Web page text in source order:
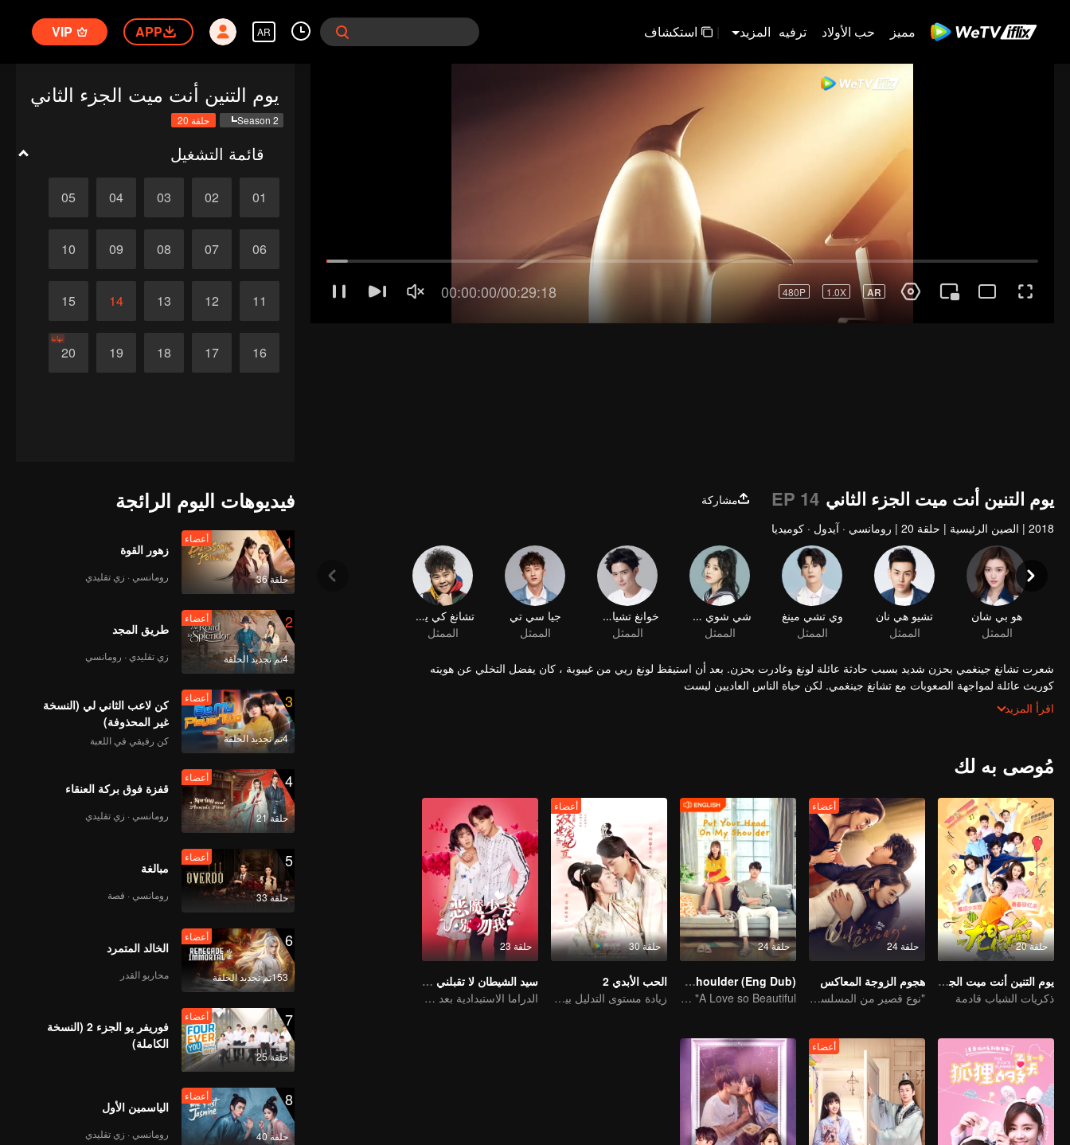
مميز حب الأولاد ترفيه المزيد | استكشاف AR
APP
VIP
يوم التنين أنت ميت الجزء الثاني
Season 2 حلقة 20
قائمة التشغيل
01
02
03
04
05
06
07
08
09
10
11
12
13
14
15
16
17
18
19
20
نهاية
يوم التنين أنت ميت الجزء الثاني EP 14
مشاركة
2018
| الصين الرئيسية | حلقة 20 | رومانسي · آيدول · كوميديا
هو بي شان
الممثل
تشيو هي نان
الممثل
وي تشي مينغ
الممثل
شي شوي جينغ
الممثل
خوانغ تشيان شوه
الممثل
جيا سي تي
الممثل
تشانغ كي يوان
الممثل
شعرت تشانغ جينغمي بحزن شديد بسبب حادثة عائلة لونغ وغادرت بحزن. بعد أن استيقظ لونغ ريي من غيبوبة ، كان يفضل التخلي عن هويته
كوريث عائلة لمواجهة الصعوبات مع تشانغ جينغمي. لكن حياة الناس العاديين ليست
بالبساطة الذي تخيله لونغ ريي. بعد عودته الى العائلة ، أعلن لونغ هايي حرب
رسميًا مع أخاه لونغ ريي وبدأ التنافس على هوية وريث العائلة. وبجانبه ، ظهرت
اقرأ المزيد
مُوصى به لك
حلقة 20
يوم التنين أنت ميت الجزء الأول
ذكريات الشباب قادمة
حلقة 24
أعضاء
هجوم الزوجة المعاكس
"نوع قصير من المسلسل التلفزيوني "إغراء العودة إلى المنزل
حلقة 24
Put Your Head On My Shoulder (Eng Dub)
It was adapted from the same series of novels as "A Love so Beautiful"
حلقة 30
أعضاء
الحب الأبدي 2
زيادة مستوى التدليل بين الزوجين الطريفين
حلقة 23
سيد الشيطان لا تقبلني الجزء الأول
الدراما الاستبدادية بعد الرئيس متعجرف
أعضاء
فيديوهات اليوم الرائجة
1
حلقة 36
أعضاء
زهور القوة
رومانسي · زي تقليدي
2
4تم تجديد الحلقة
أعضاء
طريق المجد
زي تقليدي · رومانسي
3
4تم تجديد الحلقة
أعضاء
كن لاعب الثاني لي (النسخة
غير المحذوفة)
كن رفيقي في اللعبة
4
حلقة 21
أعضاء
قفزة فوق بركة العنقاء
رومانسي · زي تقليدي
5
حلقة 33
أعضاء
مبالغة
رومانسي · قصة
6
153تم تجديد الحلقة
أعضاء
الخالد المتمرد
محاربو القدر
7
حلقة 25
أعضاء
فوريفر يو الجزء 2 (النسخة
الكاملة)
8
حلقة 40
أعضاء
الياسمين الأول
رومانسي · زي تقليدي